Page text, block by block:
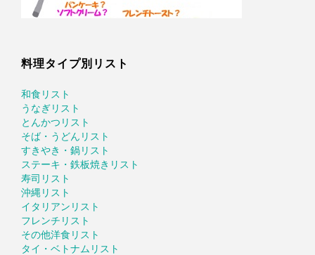
料理タイプ別リスト
和食リスト
うなぎリスト
とんかつリスト
そば・うどんリスト
すきやき・鍋リスト
ステーキ・鉄板焼きリスト
寿司リスト
沖縄リスト
イタリアンリスト
フレンチリスト
その他洋食リスト
タイ・ベトナムリスト